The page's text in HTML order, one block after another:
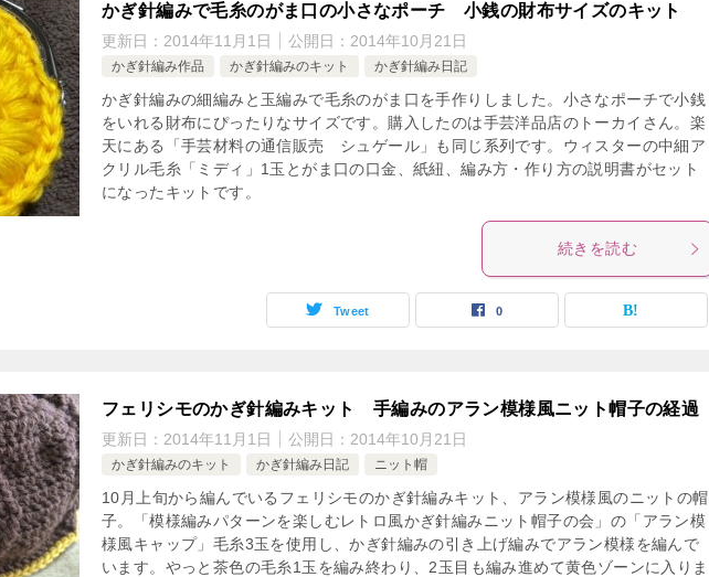
かぎ針編みで毛糸のがま口の小さなポーチ 小銭の財布サイズのキット
更新日： 2014年11月1日 公開日： 2014年10月21日
かぎ針編み作品 かぎ針編みのキット かぎ針編み日記
かぎ針編みの細編みと玉編みで毛糸のがま口を手作りしました。小さなポーチで小銭
をいれる財布にぴったりなサイズです。購入したのは手芸洋品店のトーカイさん。楽
天にある「手芸材料の通信販売 シュゲール」も同じ系列です。ウィスターの中細ア
クリル毛糸「ミディ」1玉とがま口の口金、紙紐、編み方・作り方の説明書がセット
になったキットです。
続きを読む
Tweet 0
フェリシモのかぎ針編みキット 手編みのアラン模様風ニット帽子の経過
更新日： 2014年11月1日 公開日： 2014年10月21日
かぎ針編みのキット かぎ針編み日記 ニット帽
10月上旬から編んでいるフェリシモのかぎ針編みキット、アラン模様風のニットの帽
子。「模様編みパターンを楽しむレトロ風かぎ針編みニット帽子の会」の「アラン模
様風キャップ」毛糸3玉を使用し、かぎ針編みの引き上げ編みでアラン模様を編んで
います。やっと茶色の毛糸1玉を編み終わり、2玉目も編み進めて黄色ゾーンに入りま